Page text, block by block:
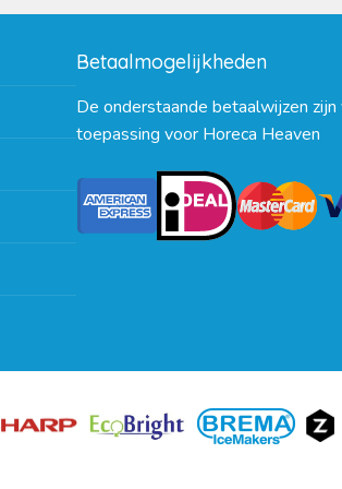
Betaalmogelijkheden
De onderstaande betaalwijzen zijn
toepassing voor Horeca Heaven